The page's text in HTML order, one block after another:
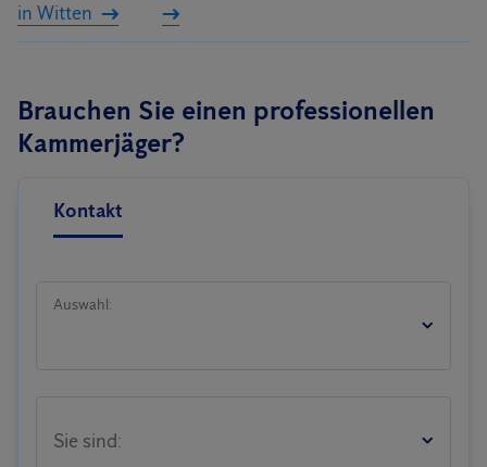
in Witten
Brauchen Sie einen professionellen
Kammerjäger?
Kontakt
Auswahl:
Sie sind: